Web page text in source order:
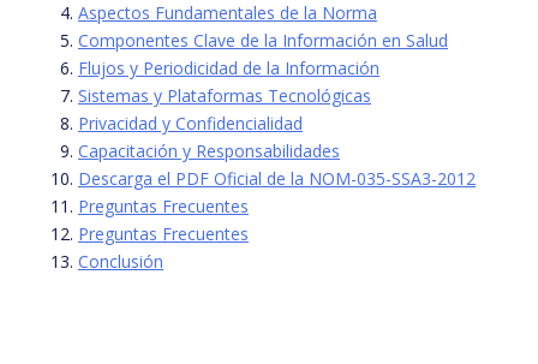
Aspectos Fundamentales de la Norma
Componentes Clave de la Información en Salud
Flujos y Periodicidad de la Información
Sistemas y Plataformas Tecnológicas
Privacidad y Confidencialidad
Capacitación y Responsabilidades
Descarga el PDF Oficial de la NOM-035-SSA3-2012
Preguntas Frecuentes
Preguntas Frecuentes
Conclusión